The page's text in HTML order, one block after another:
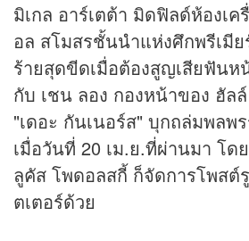
มิเกล อาร์เตต้า มิดฟิลด์ห้องเค
อล สโมสรชั้นนำแห่งศึกพรีเมี
ร้ายสุดขีดเมื่อต้องสูญเสียฟันห
กับ เชน ลอง กองหน้าของ ฮัล
"เดอะ กันเนอร์ส" บุกถล่มพลพ
เมื่อวันที่ 20 เม.ย.ที่ผ่านมา โด
ลูคัส โพดอลสกี้ ก็จัดการโพสต์
ตเตอร์ด้วย